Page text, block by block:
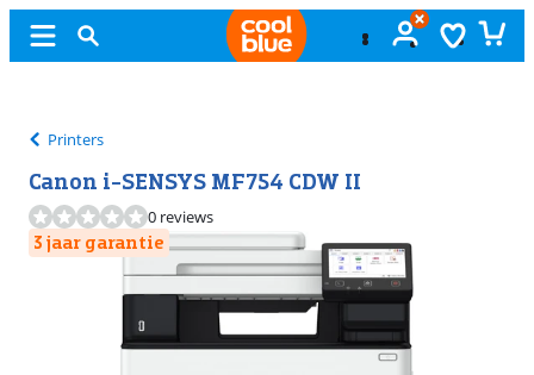
Printers
Canon i-SENSYS MF754 CDW II
0 reviews
3 jaar garantie